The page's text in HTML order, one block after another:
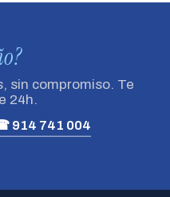
sin compromiso. Te
24h.
914 741 004